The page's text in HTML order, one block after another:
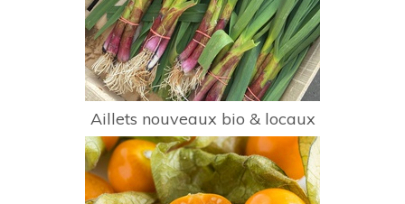
Aillets nouveaux bio & locaux